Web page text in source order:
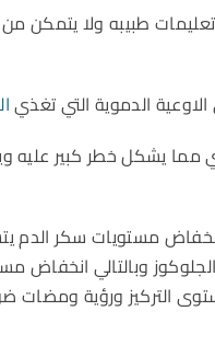
طبيبه ولا يتمكن
الدموية التي تغذي
مما يشكل خطر كبير عليه
مستويات سكر الدم
التركيز ورؤية ومضات